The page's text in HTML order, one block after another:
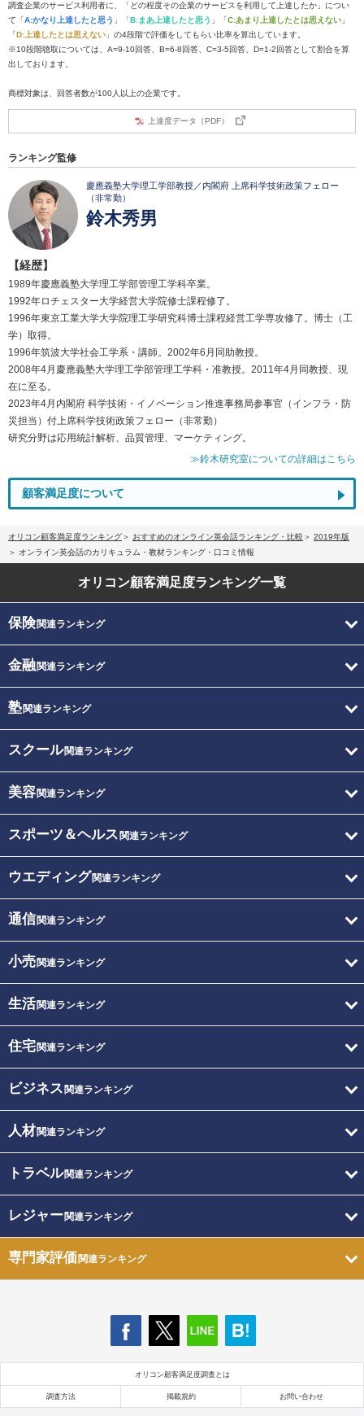
調査企業のサービス利用者に、「どの程度その企業のサービスを利用して上達したか」につい
て「A:かなり上達したと思う 」「B:まあ上達したと思う 」「C:あまり上達したとは思えない 」
「D:上達したとは思えない 」の4段階で評価をしてもらい比率を算出しています。
※10段階聴取については、A=9-10回答、B=6-8回答、C=3-5回答、D=1-2回答として割合を算
出しております。
商標対象は、回答者数が100人以上の企業です。
上達度データ（PDF）
ランキング監修
慶應義塾大学理工学部教授／内閣府 上席科学技術政策フェロー
（非常勤）
鈴木秀男
【経歴】
1989年慶應義塾大学理工学部管理工学科卒業。
1992年ロチェスター大学経営大学院修士課程修了。
1996年東京工業大学大学院理工学研究科博士課程経営工学専攻修了。博士（工
学）取得。
1996年筑波大学社会工学系・講師。2002年6月同助教授。
2008年4月慶應義塾大学理工学部管理工学科・准教授。2011年4月同教授、現
在に至る。
2023年4月内閣府 科学技術・イノベーション推進事務局参事官（インフラ・防
災担当）付上席科学技術政策フェロー（非常勤）
研究分野は応用統計解析、品質管理、マーケティング。
≫鈴木研究室についての詳細はこちら
顧客満足度について
オリコン顧客満足度ランキング おすすめのオンライン英会話ランキング・比較
2019年版
オンライン英会話のカリキュラム・教材ランキング・口コミ情報
オリコン顧客満足度ランキング一覧
保険関連ランキング
金融関連ランキング
塾関連ランキング
スクール関連ランキング
美容関連ランキング
スポーツ＆ヘルス 関連ランキング
ウエディング関連ランキング
通信関連ランキング
小売関連ランキング
生活関連ランキング
住宅関連ランキング
ビジネス 関連ランキング
人材関連ランキング
トラベル関連ランキング
レジャー関連ランキング
専門家評価関連ランキング
オリコン顧客満足度調査とは
調査方法 掲載規約 お問い合わせ